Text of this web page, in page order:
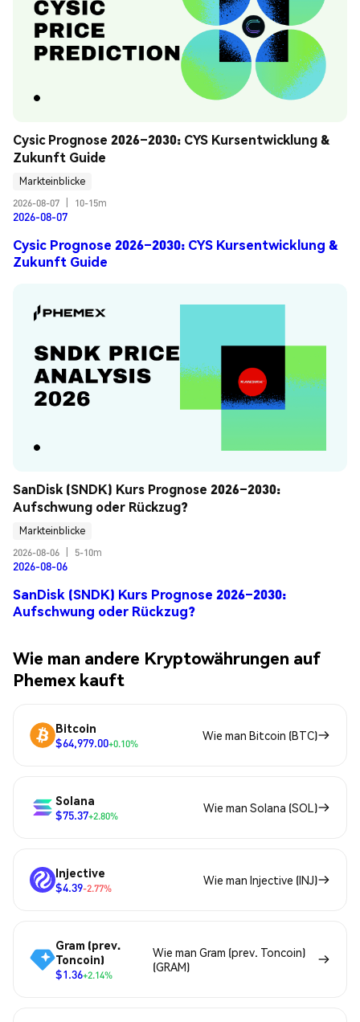
Cysic Prognose 2026–2030: CYS Kursentwicklung &
Zukunft Guide
Markteinblicke
2026-08-07
10-15m
2026-08-07
Cysic Prognose 2026–2030: CYS Kursentwicklung &
Zukunft Guide
SanDisk (SNDK) Kurs Prognose 2026–2030:
Aufschwung oder Rückzug?
Markteinblicke
2026-08-06
5-10m
2026-08-06
SanDisk (SNDK) Kurs Prognose 2026–2030:
Aufschwung oder Rückzug?
Wie man andere Kryptowährungen auf
Phemex kauft
Bitcoin
$64,979.00+0.10%
Wie man Bitcoin (BTC)
Solana
$75.37+2.80%
Wie man Solana (SOL)
Injective
$4.39-2.77%
Wie man Injective (INJ)
Gram (prev.
Toncoin)
$1.36+2.14%
Wie man Gram (prev. Toncoin)
(GRAM)